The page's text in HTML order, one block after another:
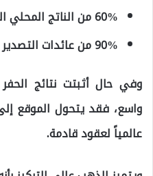
60% من الناتج المحلي الإجمالي
90% من عائدات التصدير
وفي حال أثبتت نتائج
واسع، فقد يتحول الموقع
عالمياً لعقود قادمة.